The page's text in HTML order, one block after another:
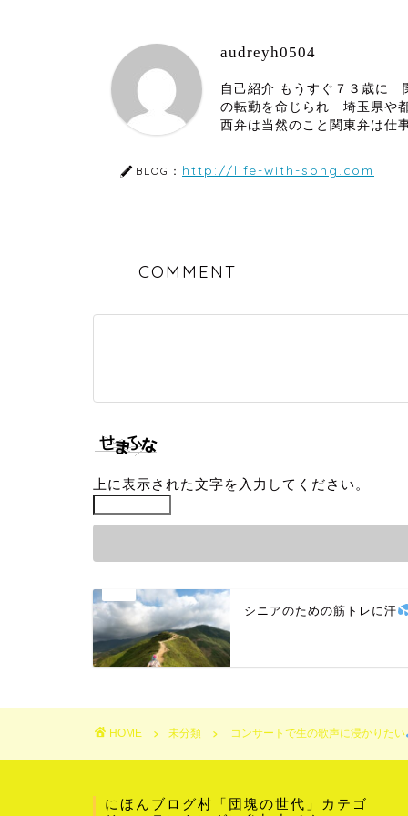
audreyh0504
自己紹介 もうすぐ７３歳に
の転勤を命じられ 埼玉県や
西弁は当然のこと関東弁は仕
BLOG： http://life-with-song.com
COMMENT
上に表示された文字を入力してください。
シニアのための筋トレに汗
HOME 未分類 コンサートで生の歌声に浸かりたい
にほんブログ村「団塊の世代」カテゴ